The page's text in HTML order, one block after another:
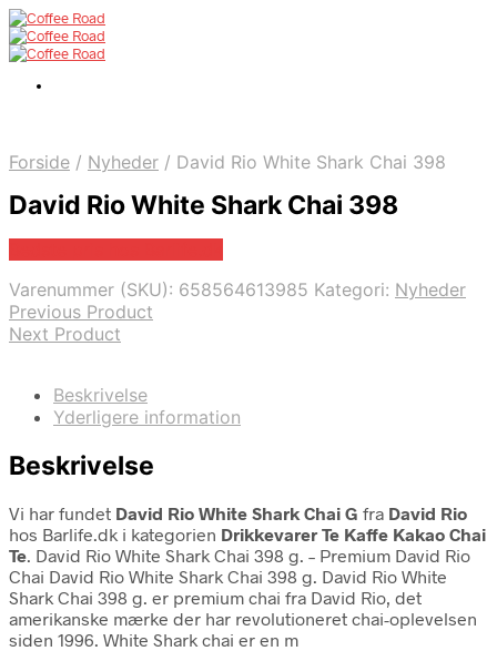
Forside / Nyheder / David Rio White Shark Chai 398
David Rio White Shark Chai 398
Varenummer (SKU): 658564613985 Kategori: Nyheder
Previous Product
Next Product
Beskrivelse
Yderligere information
Beskrivelse
Vi har fundet David Rio White Shark Chai G fra David Rio
hos Barlife.dk i kategorien Drikkevarer Te Kaffe Kakao Chai
Te. David Rio White Shark Chai 398 g. – Premium David Rio
Chai David Rio White Shark Chai 398 g. David Rio White
Shark Chai 398 g. er premium chai fra David Rio, det
amerikanske mærke der har revolutioneret chai-oplevelsen
siden 1996. White Shark chai er en m